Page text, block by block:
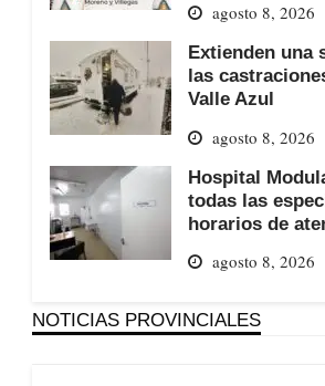
agosto 8, 2026
Extienden una
las
Valle Azul
agosto 8, 2026
Hospital
todas las
horarios de
agosto 8, 2026
NOTICIAS PROVINCIALES